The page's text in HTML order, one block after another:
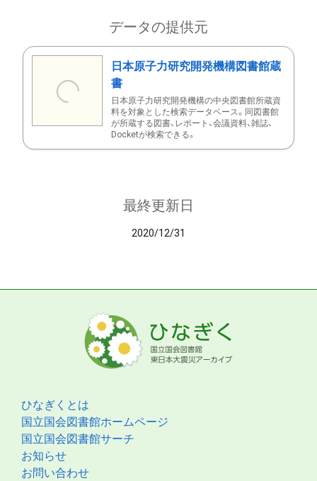
データの提供元
日本原子力研究開発機構図書館蔵
書
日本原子力研究開発機構の中央図書館所蔵資
料を対象とした検索データベース。同図書館
が所蔵する図書、レポート、会議資料、雑誌、
Docketが検索できる。
最終更新日
2020/12/31
ひなぎくとは
国立国会図書館ホームページ
国立国会図書館サーチ
お知らせ
お問い合わせ